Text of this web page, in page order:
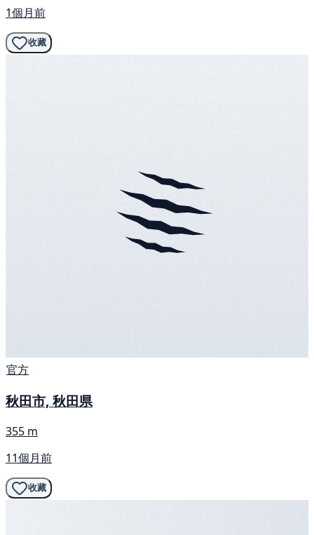
1個月前
收藏
官方
秋田市, 秋田県
355 m
11個月前
收藏